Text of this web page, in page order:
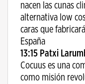
nacen las cunas
alternativa low
caras que
España
13:15 Patxi
Cocuus es una
como misión